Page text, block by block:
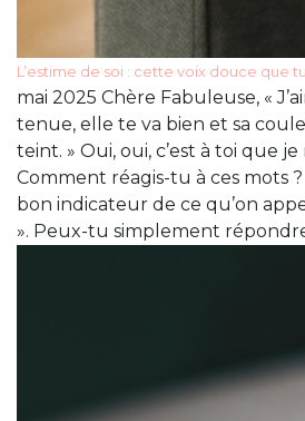
L’estime de soi : cette voix douce que
mai 2025 Chère Fabuleuse, «
tenue, elle te va bien et sa
teint. » Oui, oui, c’est à toi que je
Comment réagis-tu à ces mots
bon indicateur de ce qu’on
». Peux-tu simplement